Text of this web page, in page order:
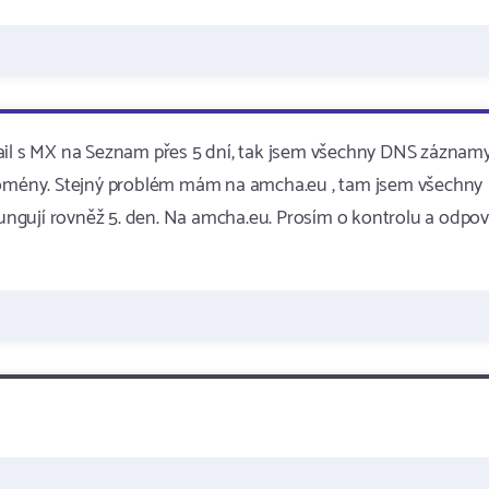
MX na Seznam přes 5 dní, tak jsem všechny DNS
Stejný problém mám na amcha.eu , tam jsem všechny
rovněž 5. den. Na amcha.eu. Prosím o kontrolu a